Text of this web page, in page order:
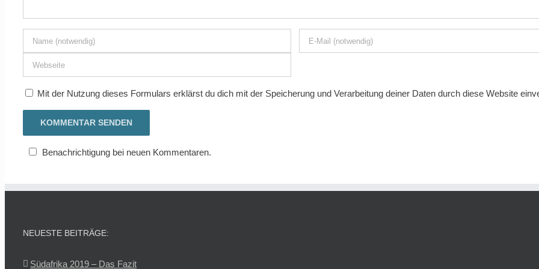
Mit der Nutzung dieses Formulars erklärst du dich mit der Speicherung und Verarbeitung deiner Daten durch diese Website
Benachrichtigung bei neuen Kommentaren.
NEUESTE BEITRÄGE:
Südafrika 2019 – Das Fazit